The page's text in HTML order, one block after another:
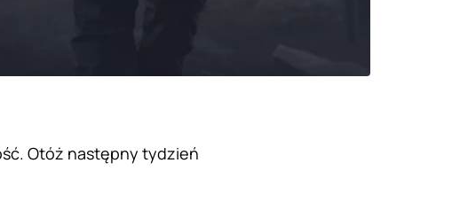
Otóż następny tydzień